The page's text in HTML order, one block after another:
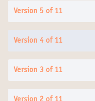
Version 5 of 11
Version 4 of 11
Version 3 of 11